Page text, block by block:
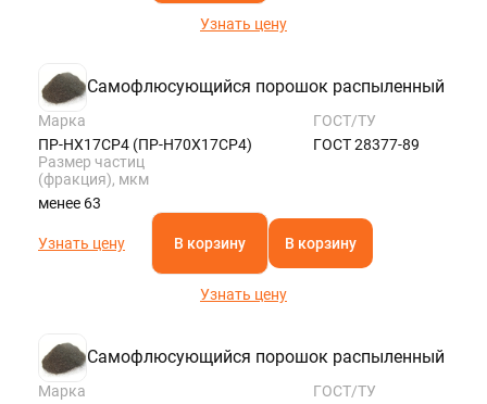
Узнать цену
Самофлюсующийся порошок распыленный
Марка
ПР-НХ17СР4 (ПР-Н70Х17СР4)
ГОСТ/ТУ
ГОСТ 28377-89
Размер частиц
(фракция), мкм
менее 63
Узнать цену В корзину В корзину
Узнать цену
Самофлюсующийся порошок распыленный
Марка
ГОСТ/ТУ